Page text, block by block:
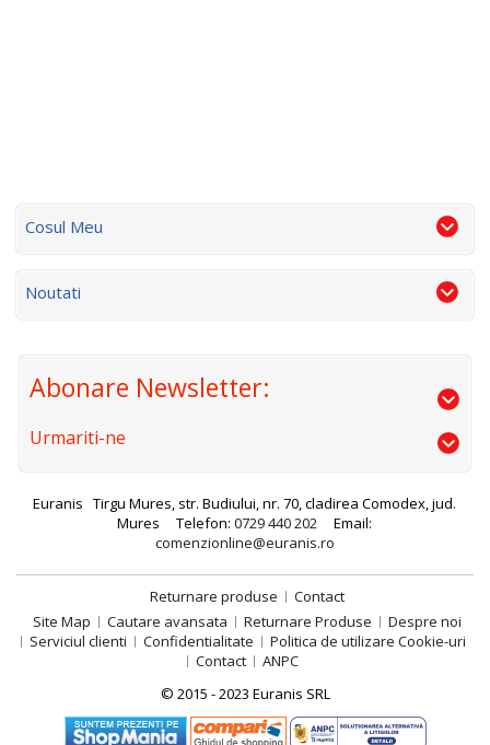
Cosul Meu
Noutati
Abonare Newsletter:
Urmariti-ne
Euranis Tirgu Mures, str. Budiului, nr. 70, cladirea Comodex, jud.
Mures
Telefon:0729 440 202
Email:
comenzionline@euranis.ro
Returnare produse
Contact
Site Map
Cautare avansata Returnare Produse
Despre noi
Serviciul clienti
Confidentialitate
Politica de utilizare Cookie-uri
Contact
ANPC
© 2015 - 2023 Euranis SRL